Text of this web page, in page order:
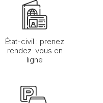
État-civil : prenez
rendez-vous en
ligne